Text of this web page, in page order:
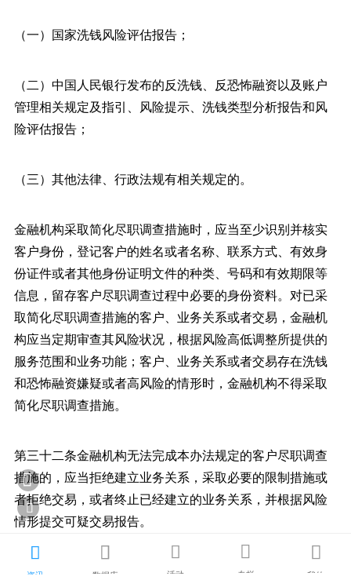
（一）国家洗钱风险评估报告；
（二）中国人民银行发布的反洗钱、反恐怖融资以及账户
管理相关规定及指引、风险提示、洗钱类型分析报告和风
险评估报告；
（三）其他法律、行政法规有相关规定的。
金融机构采取简化尽职调查措施时，应当至少识别并核实
客户身份，登记客户的姓名或者名称、联系方式、有效身
份证件或者其他身份证明文件的种类、号码和有效期限等
信息，留存客户尽职调查过程中必要的身份资料。对已采
取简化尽职调查措施的客户、业务关系或者交易，金融机
构应当定期审查其风险状况，根据风险高低调整所提供的
服务范围和业务功能；客户、业务关系或者交易存在洗钱
和恐怖融资嫌疑或者高风险的情形时，金融机构不得采取
简化尽职调查措施。
第三十二条金融机构无法完成本办法规定的客户尽职调查
措施的，应当拒绝建立业务关系，采取必要的限制措施或
者拒绝交易，或者终止已经建立的业务关系，并根据风险
情形提交可疑交易报告。
第三十三条如果怀疑客户涉嫌洗钱或者恐怖融资，并且开

资讯

数据库

活动

专栏

我的

